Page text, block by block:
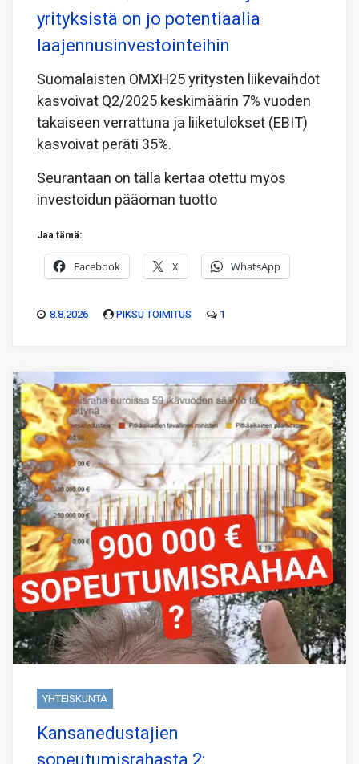
yrityksistä on jo potentiaalia
laajennusinvestointeihin
Suomalaisten OMXH25 yritysten liikevaihdot
kasvoivat Q2/2025 keskimäärin 7% vuoden
takaiseen verrattuna ja liiketulokset (EBIT)
kasvoivat peräti 35%.
Seurantaan on tällä kertaa otettu myös
investoidun pääoman tuotto
Jaa tämä:
Facebook X WhatsApp
8.8.2026 PIKSU TOIMITUS 1
YHTEISKUNTA
Kansanedustajien